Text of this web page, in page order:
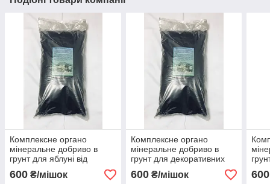
Комплексне органо
мінеральне добриво в
грунт для яблуні від
600 ₴/мішок
Комплексне органо
мінеральне добриво в
грунт для декоративних
рослин від виробника - 15
кг
600₴/мішок 600